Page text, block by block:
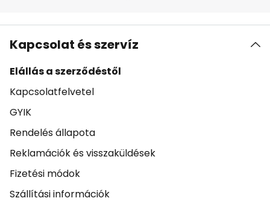
Kapcsolat és szervíz
Elállás a szerződéstől
Kapcsolatfelvetel
GYIK
Rendelés állapota
Reklamációk és visszaküldések
Fizetési módok
Szállítási információk